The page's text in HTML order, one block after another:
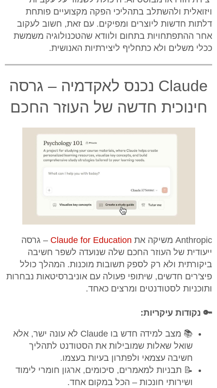
ויזואלית ולהשתלב בתהליכי הפקה מקצועיים פותחת
דלתות חדשות ליוצרים ומפיקים. עם זאת, חשוב לעקוב
אחר ההתפתחויות בתחום ולוודא שהטכנולוגיה משמשת
ככלי משלים ולא כתחליף ליצירתיות האנושית.
Claude נכנס לאקדמיה – גרסה
חינוכית חדשה של העוזר החכם
Anthropic משיקה את Claude for Education – גרסה
ייעודית של העוזר החכם שלה שנועדה לשפר חשיבה
ביקורתית ולא רק לספק תשובות מוכנות. המהלך כולל
פיצ'רים חדשים, שיתופי פעולה עם אוניברסיטאות נבחרות
ותוכניות לסטודנטים ומרצים כאחד.
🔑 נקודות עיקריות:
📚 מצב למידה חדש בו Claude לא עונה ישר, אלא
שואל שאלות שמובילות את הסטודנט לתהליך
חשיבה עצמאי ולפתרון בעיות בעצמו.
📝 תבניות למאמרים, סיכומים, ארגון חומרי לימוד
ושירותי חונכות – הכל במקום אחד.